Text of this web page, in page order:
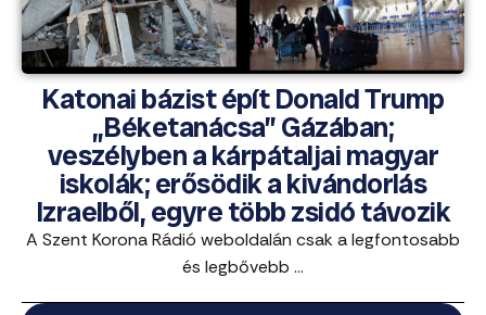
Katonai bázist épít Donald Trump
„Béketanácsa” Gázában;
veszélyben a kárpátaljai magyar
iskolák; erősödik a kivándorlás
Izraelből, egyre több zsidó távozik
A Szent Korona Rádió weboldalán csak a legfontosabb
és legbővebb ...